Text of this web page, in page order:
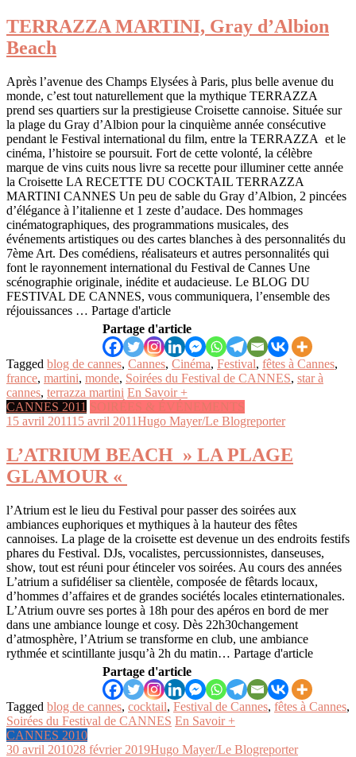
TERRAZZA MARTINI, Gray d’Albion
Beach
Après l’avenue des Champs Elysées à Paris, plus belle avenue du
monde, c’est tout naturellement que la mythique TERRAZZA
prend ses quartiers sur la prestigieuse Croisette cannoise. Située sur
la plage du Gray d’Albion pour la cinquième année consécutive
pendant le Festival international du film, entre la TERRAZZA et le
cinéma, l’histoire se poursuit. Fort de cette volonté, la célèbre
marque de vins cuits nous livre sa recette pour illuminer cette année
la Croisette LA RECETTE DU COCKTAIL TERRAZZA
MARTINI CANNES Un peu de sable du Gray d’Albion, 2 pincées
d’élégance à l’italienne et 1 zeste d’audace. Des hommages
cinématographiques, des programmations musicales, des
événements artistiques ou des cartes blanches à des personnalités du
7ème Art. Des comédiens, réalisateurs et autres personnalités qui
font le rayonnement international du Festival de Cannes Une
scénographie originale, inédite et audacieuse. Le BLOG DU
FESTIVAL DE CANNES, vous communiquera, l’ensemble des
réjouissances … Partage d'article
Partage d'article
Tagged blog de cannes, Cannes, Cinéma, Festival, fêtes à Cannes,
france, martini, monde, Soirées du Festival de CANNES, star à
cannes, terrazza martini En Savoir +
CANNES 2011 SOIRÉES & ÉVÉNEMENTS
15 avril 201115 avril 2011Hugo Mayer/Le Blogreporter
L’ATRIUM BEACH » LA PLAGE
GLAMOUR «
l’Atrium est le lieu du Festival pour passer des soirées aux
ambiances euphoriques et mythiques à la hauteur des fêtes
cannoises. La plage de la croisette est devenue un des endroits festifs
phares du Festival. DJs, vocalistes, percussionnistes, danseuses,
show, tout est réuni pour étinceler vos soirées. Au cours des années
L’atrium a sufidéliser sa clientèle, composée de fêtards locaux,
d’hommes d’affaires et de grandes sociétés locales etinternationales.
L’Atrium ouvre ses portes à 18h pour des apéros en bord de mer
dans une ambiance lounge et cosy. Dès 22h30changement
d’atmosphère, l’Atrium se transforme en club, une ambiance
rythmée et scintillante jusqu’à 2h du matin… Partage d'article
Partage d'article
Tagged blog de cannes, cocktail, Festival de Cannes, fêtes à Cannes,
Soirées du Festival de CANNES En Savoir +
CANNES 2010
30 avril 201028 février 2019Hugo Mayer/Le Blogreporter